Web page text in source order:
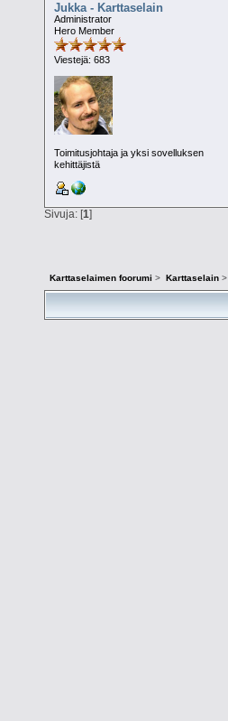
Jukka - Karttaselain
Administrator
Hero Member
Viestejä: 683
Toimitusjohtaja ja yksi sovelluksen
kehittäjistä
Sivuja: [1]
Karttaselaimen foorumi > Karttaselain>